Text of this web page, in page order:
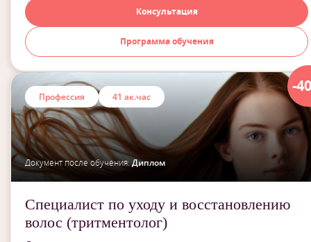
Консультация
Программа обучения
-
Профессия 41 ак.час
Документ после обучения:Диплом
Специалист по уходу и восстановлению
волос (тритментолог)